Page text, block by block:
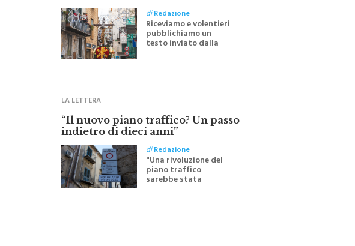
diRedazione
Riceviamo e volentieri
pubblichiamo un
testo inviato dalla
all'indomani della
Festa del Santissimo
LA LETTERA
“Il nuovo piano traffico? Un passo
indietro di dieci anni”
diRedazione
"Una rivoluzione del
piano traffico
sarebbe stata